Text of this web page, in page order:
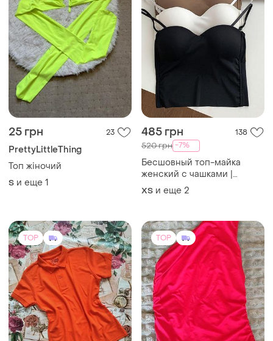
25 грн 23
PrettyLittleThing
Топ жіночий
S и еще 1
485 грн 138
520 грн
Бесшовный топ-майка
женский с чашками |
базовый топ без косточек |
ХS и еще 2
TOP
200 грн 23
TOP
350 грн 1